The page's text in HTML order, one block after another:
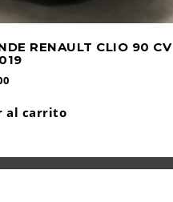
RENAULT CLIO 90 CV
al carrito